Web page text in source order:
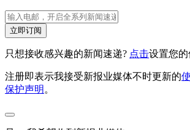
立即订阅
只想接收感兴趣的新闻速递? 点击设置您的
注册即表示我接受新报业媒体不时更新的
保护声明 。